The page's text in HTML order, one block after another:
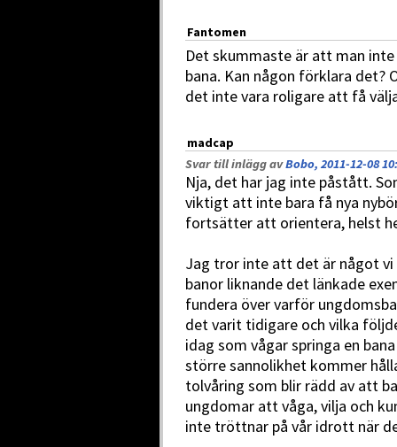
Fantomen
Det skummaste är att man
bana. Kan någon förklara det?
det inte vara roligare att få
madcap
Svar till inlägg avBobo, 2011-12-08
Nja, det har jag inte påstått.
viktigt att inte bara få nya
fortsätter att orientera, helst
Jag tror inte att det är något
banor liknande det länkade
fundera över varför
det varit tidigare och vilka
idag som vågar springa en
större sannolikhet kommer
tolvåring som blir rädd av att
ungdomar att våga, vilja och
inte tröttnar på vår idrott när